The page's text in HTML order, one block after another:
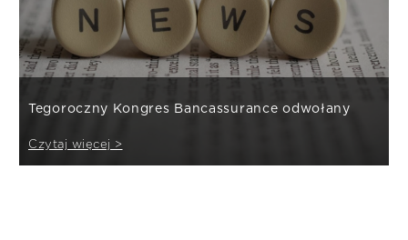
Tegoroczny Kongres Bancassurance odwołany
Czytaj więcej >